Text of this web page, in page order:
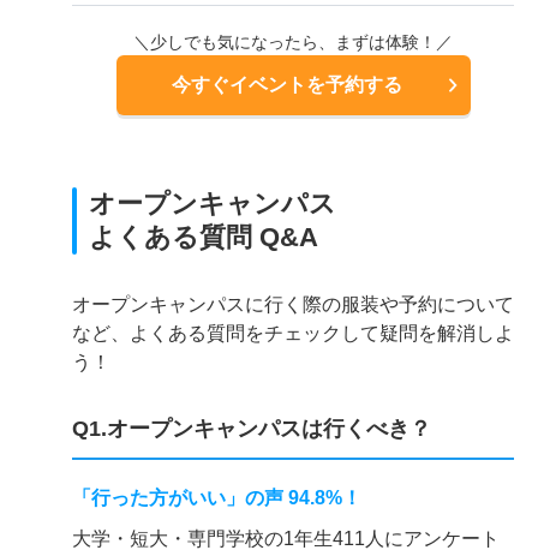
＼少しでも気になったら、まずは体験！／
今すぐイベントを予約する
オープンキャンパス
よくある質問 Q&A
オープンキャンパスに行く際の服装や予約について
など、よくある質問をチェックして疑問を解消しよ
う！
Q1.オープンキャンパスは行くべき？
「行った方がいい」の声 94.8%！
大学・短大・専門学校の1年生411人にアンケート